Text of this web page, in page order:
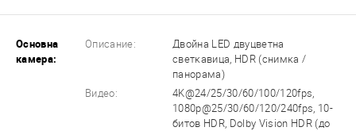
Основна
камера:
Описание:
Двойна LED двуцветна
светкавица, HDR (снимка /
панорама)
Видео:
4K@24/25/30/60/100/120fps,
1080p@25/30/60/120/240fps, 10-
битов HDR, Dolby Vision HDR (до